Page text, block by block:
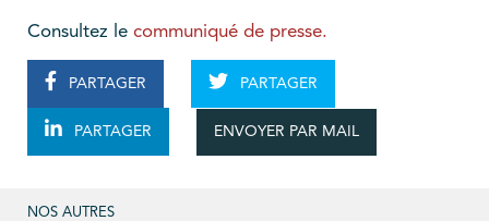
Consultez le communiqué de presse.
PARTAGER PARTAGER
PARTAGER ENVOYER PAR MAIL
NOS AUTRES